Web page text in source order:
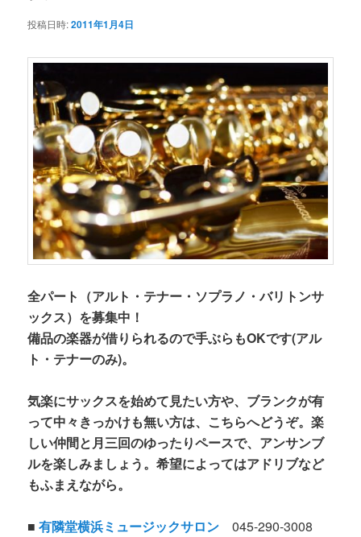
ン
へ
移
動
投稿日時:2011年1月4日
全パート（アルト・テナー・ソプラノ・バリトンサ
ックス）を募集中！
備品の楽器が借りられるので手ぶらもOKです(アル
ト・テナーのみ)。
気楽にサックスを始めて見たい方や、ブランクが有
って中々きっかけも無い方は、こちらへどうぞ。楽
しい仲間と月三回のゆったりペースで、アンサンブ
ルを楽しみましょう。希望によってはアドリブなど
もふまえながら。
■有隣堂横浜ミュージックサロン 045-290-3008